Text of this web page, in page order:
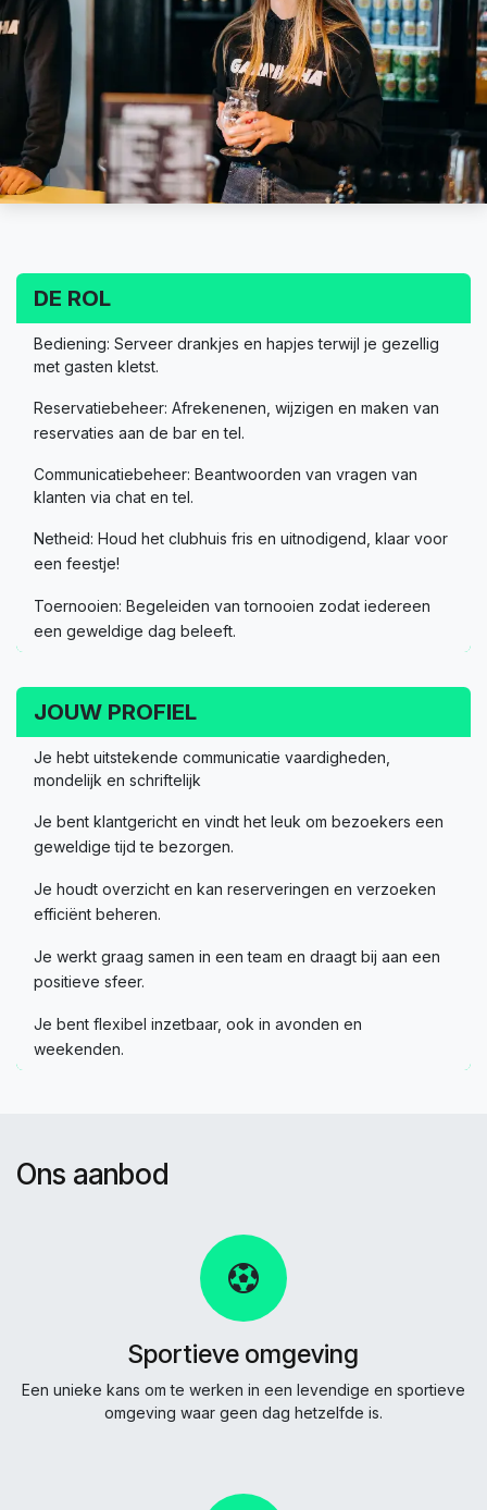
DE ROL
Bediening: Serveer drankjes en hapjes terwijl je gezellig
met gasten kletst.
Reservatiebeheer: Afrekenenen, wijzigen en maken van
reservaties aan de bar en tel.
Communicatiebeheer: Beantwoorden van vragen van
klanten via chat en tel.
Netheid: Houd het clubhuis fris en uitnodigend, klaar voor
een feestje!
Toernooien: Begeleiden van tornooien zodat iedereen
een geweldige dag beleeft.
JOUW PROFIEL
Je hebt uitstekende communicatie vaardigheden,
mondelijk en schriftelijk
Je bent klantgericht en vindt het leuk om bezoekers een
geweldige tijd te bezorgen.
Je houdt overzicht en kan reserveringen en verzoeken
efficiënt beheren.
Je werkt graag samen in een team en draagt bij aan een
positieve sfeer.
Je bent flexibel inzetbaar, ook in avonden en
weekenden.
Ons aanbod
Sportieve omgeving
Een unieke kans om te werken in een levendige en sportieve
omgeving waar geen dag hetzelfde is.